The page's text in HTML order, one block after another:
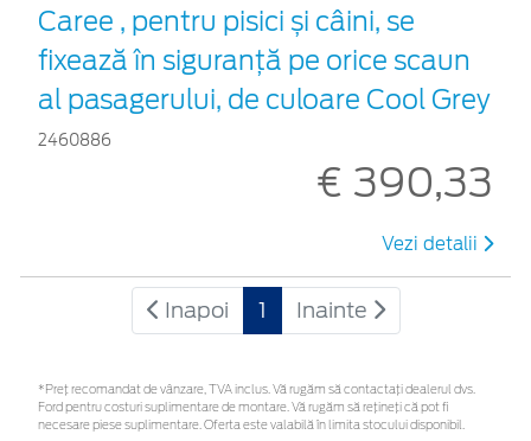
Caree , pentru pisici și câini, se
fixează în siguranță pe orice scaun
al pasagerului, de culoare Cool Grey
2460886
€ 390,33
Vezi detalii
Inapoi 1 Inainte
*Preţ recomandat de vânzare, TVA inclus. Vă rugăm să contactaţi dealerul dvs.
Ford pentru costuri suplimentare de montare. Vă rugăm să rețineți că pot fi
necesare piese suplimentare. Oferta este valabilă în limita stocului disponibil.